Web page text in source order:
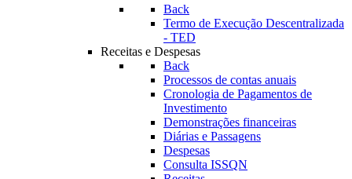
Back
Termo de Execução Descentralizada
- TED
Receitas e Despesas
Back
Processos de contas anuais
Cronologia de Pagamentos de
Investimento
Demonstrações financeiras
Diárias e Passagens
Despesas
Consulta ISSQN